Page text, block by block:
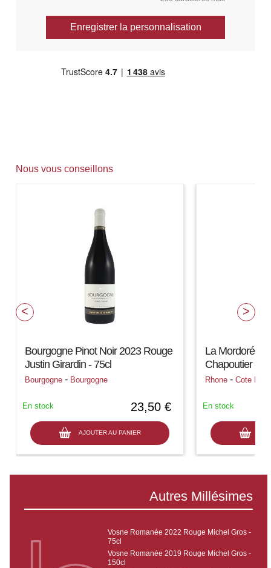
Enregistrer la personnalisation
Nous vous conseillons
Bourgogne Pinot Noir 2023 Rouge
Justin Girardin - 75cl
Bourgogne - Bourgogne
23,50 €
AJOUTER AU PANIER
En stock
La Mordorée
Chapoutier -
Rhone -Cote
En stock
Autres Millésimes
Vosne Romanée 2022 Rouge Michel Gros -
75cl
Vosne Romanée 2019 Rouge Michel Gros -
150cl